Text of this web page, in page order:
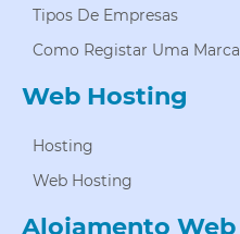
Tipos De Empresas
Como Registar Uma Marca
Web Hosting
Hosting
Web Hosting
Alojamento Web